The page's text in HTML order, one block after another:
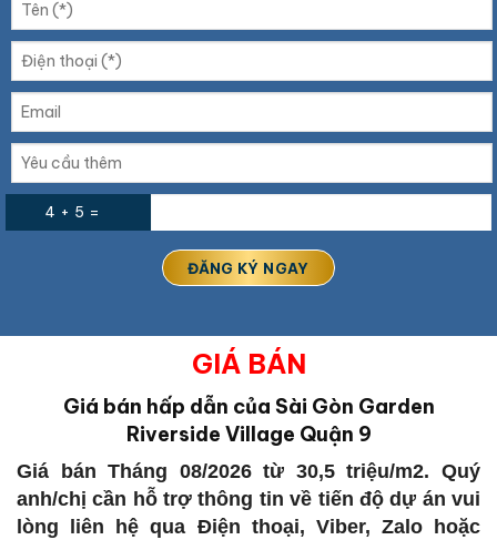
4 + 5 =
GIÁ BÁN
Giá bán hấp dẫn của Sài Gòn Garden
Riverside Village Quận 9
Giá bán Tháng 08/2026 từ 30,5 triệu/m2. Quý
anh/chị cần hỗ trợ thông tin về tiến độ dự án vui
lòng liên hệ qua Điện thoại, Viber, Zalo hoặc